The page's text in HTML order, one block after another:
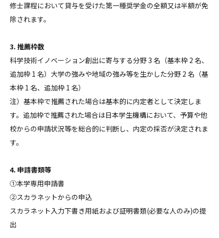
修士課程において貸与を受けた第一種奨学金の全額又は半額が免
除されます。
3. 推薦枠数
科学技術イノベーション創出に寄与する分野 3 名（基本枠 2 名、
追加枠 1 名）大学の強みや地域の強み等を生かした分野 2 名（基
本枠 1 名、追加枠 1 名）
注）基本枠で推薦された場合は基本的に内定者として決定しま
す。追加枠で推薦された場合は日本学生機構において、予算や他
校からの申請状況等を総合的に判断し、内定の採否が決定されま
す。
4. 申請書類等
①本学専用申請書
②スカラネットからの申込
スカラネット入力下書き用紙および証明書類(必要な人のみ)の提
出